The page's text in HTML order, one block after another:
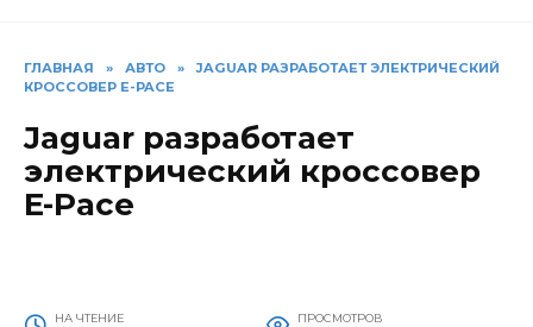
ГЛАВНАЯ » АВТО »
JAGUAR РАЗРАБОТАЕТ ЭЛЕКТРИЧЕСКИЙ
КРОССОВЕР E-PACE
Jaguar разработает
электрический кроссовер
E-Pace
НА ЧТЕНИЕ ПРОСМОТРОВ